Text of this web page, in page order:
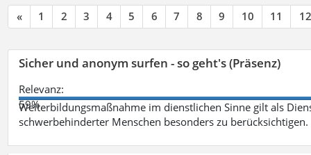
« 1 2 3 4 5 6 7 8 9 10 11 12
Sicher und anonym surfen - so geht's (Präsenz)
Relevanz:
59%
Weiterbildungsmaßnahme im dienstlichen Sinne gilt als
schwerbehinderter Menschen besonders zu berücksichtigen.